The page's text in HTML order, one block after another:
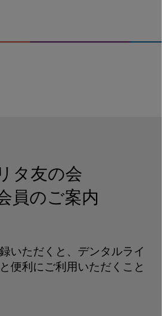
タ友の会
員のご案内
いただくと、デンタルライ
便利にご利用いただくこと